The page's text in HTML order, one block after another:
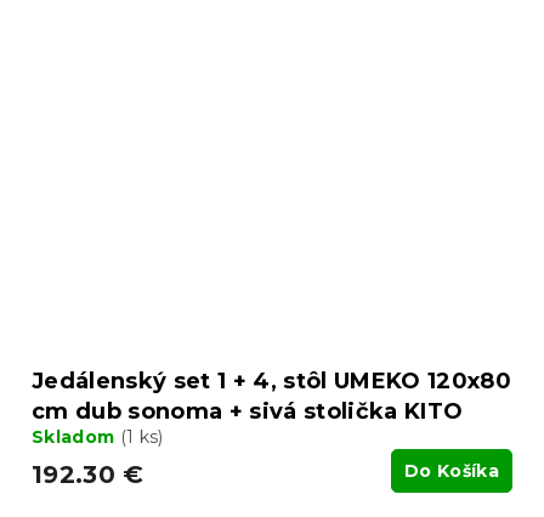
Jedálenský set 1 + 4, stôl UMEKO 120x80
cm dub sonoma + sivá stolička KITO
Skladom (1 ks)
192.30 € Do Košíka